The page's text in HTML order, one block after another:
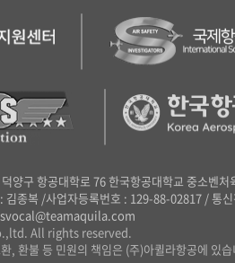
덕양구 항공대학로 76 한국항공대학교 중소
김종복 /사업자등록번호 : 129-88-02817 /통
All rights reserved.
, 환불 등 민원의 책임은 (주)아퀼라항공에